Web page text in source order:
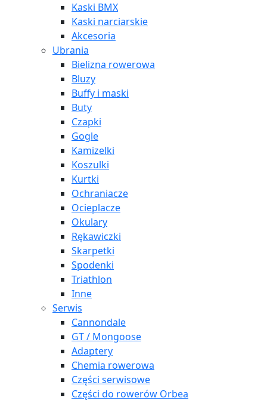
Kaski BMX
Kaski narciarskie
Akcesoria
Ubrania
Bielizna rowerowa
Bluzy
Buffy i maski
Buty
Czapki
Gogle
Kamizelki
Koszulki
Kurtki
Ochraniacze
Ocieplacze
Okulary
Rękawiczki
Skarpetki
Spodenki
Triathlon
Inne
Serwis
Cannondale
GT / Mongoose
Adaptery
Chemia rowerowa
Części serwisowe
Części do rowerów Orbea